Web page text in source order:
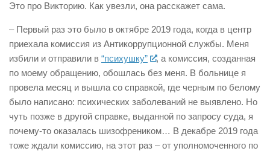
Это про Викторию. Как увезли, она расскажет сама.
– Первый раз это было в октябре 2019 года, когда в центр
приехала комиссия из Антикоррупционной службы. Меня
избили и отправили в “психушку”
, а комиссия, созданная
по моему обращению, обошлась без меня. В больнице я
провела месяц и вышла со справкой, где черным по белому
было написано: психических заболеваний не выявлено. Но
чуть позже в другой справке, выданной по запросу суда, я
почему-то оказалась шизофреником… В декабре 2019 года
тоже ждали комиссию, на этот раз – от уполномоченного по